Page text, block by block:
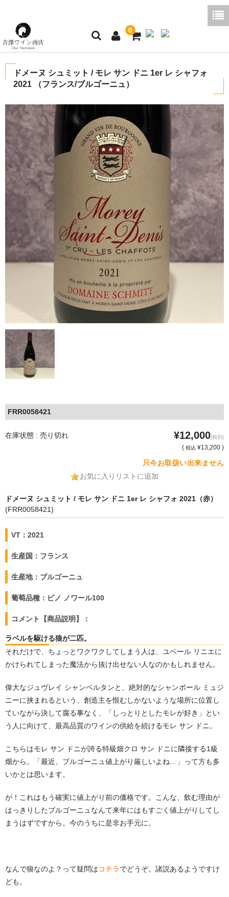
0
ご利用ガイド
商品一覧
好みから探す
ブログコラム
よくあるご質問
お問い合わせ
お買い物かご
ドメーヌ シュミット / モレ サン ドニ 1er レ シャフォ
2021 （フランス/ブルゴーニュ）
FRR0058421
在庫状態 : 売り切れ ¥12,000(税別)
( 税込 ¥13,200 )
只今お取扱い出来ません
お気に入りリストに追加
ドメーヌ シュミット / モレ サン ドニ 1er レ シャフォ 2021（赤）
(FRR0058421)
VT：2021
生産国：フランス
生産地：ブルゴーニュ
葡萄品種：ピノ ノワール100
コメント【商品説明】：
ラベルを駆ける狼が二匹。
それだけで、ちょっとワクワクしてしまう人は、ユベール リニエに
かけられてしまった魔法から抜け出せない人なのかもしれません。
偉大なジュヴレイ シャンベルタンと、絶対的なシャンボール ミュジ
ニーに挟まれるという、創造主を恨むしかないような場所に位置し
ていながら決して腐る事なく、「しっとりとしたモレが好き」とい
う人に向けて、最高品質のワインの供給を続けるモレ サン ドニ。
こちらはモレ サン ドニが誇る特級畑クロ サン ドニに隣接する1級
畑から。「最近、ブルゴーニュ値上がり厳しいよね…」って方も多
いかとは思います。
が！これはもう確実に値上がり前の価格です。こんな、飲む理由が
はっきりしたブルゴーニュなんて来年にはもすごく値上がりしてし
まうはずですから。今のうちに是非お手元に。
なんで狼なのよ？って疑問はコチラでどうぞ。諸説あるようですけ
ども。